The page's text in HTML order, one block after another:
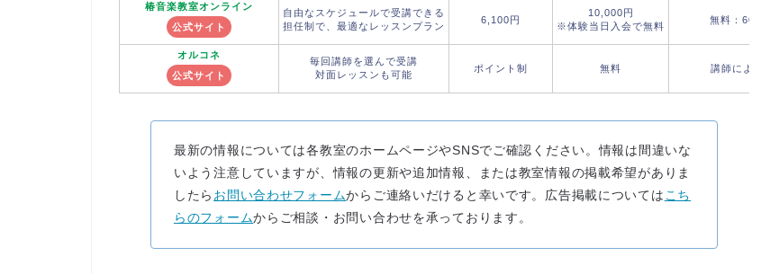
椿音楽教室オンライン
公式サイト
自由なスケジュールで受講できる
担任制で、最適なレッスンプラン
6,100円
10,000円
※体験当日入会で無料
無料：60分
オルコネ
公式サイト
毎回講師を選んで受講
対面レッスンも可能
ポイント制 無料 講師による
最新の情報については各教室のホームページやSNSでご確認ください。情報は間違いな
いよう注意していますが、情報の更新や追加情報、または教室情報の掲載希望がありま
したら お問い合わせフォームからご連絡いだけると幸いです。広告掲載については こち
らのフォームからご相談・お問い合わせを承っております。